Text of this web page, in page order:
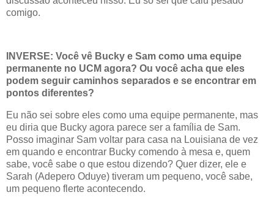
comigo.
INVERSE: Você vê Bucky e Sam como uma equipe
permanente no UCM agora? Ou você acha que eles
podem seguir caminhos separados e se encontrar em
pontos diferentes?
Eu não sei sobre eles como uma equipe permanente, mas
eu diria que Bucky agora parece ser a família de Sam.
Posso imaginar Sam voltar para casa na Louisiana de vez
em quando e encontrar Bucky comendo à mesa e, quem
sabe, você sabe o que estou dizendo? Quer dizer, ele e
Sarah (Adepero Oduye) tiveram um pequeno, você sabe,
um pequeno flerte acontecendo.